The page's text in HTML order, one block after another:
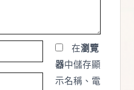
在瀏覽
器中儲存顯
示名稱、電